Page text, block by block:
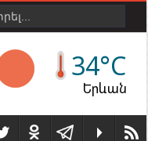
34°C
Երևան